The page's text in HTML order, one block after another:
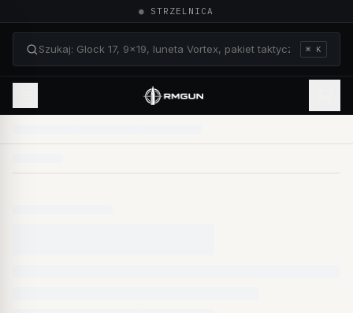
● STRZELNICA
Szukaj: Glock 17, 9×19, luneta Vortex, pakiet
⌘ K